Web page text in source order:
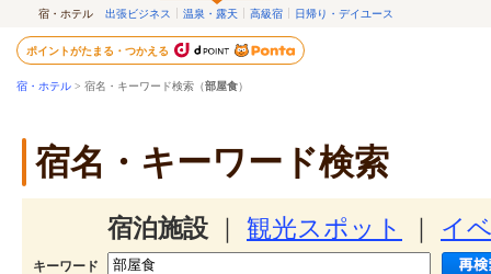
宿・ホテル 出張ビジネス 温泉・露天 高級宿 日帰り・デイユース
ポイントがたまる・つかえる
宿・ホテル > 宿名・キーワード検索（部屋食）
宿名・キーワード検索
宿泊施設 観光スポット イ
キーワード